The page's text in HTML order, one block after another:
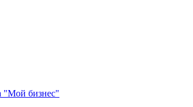
"Мой бизнес"